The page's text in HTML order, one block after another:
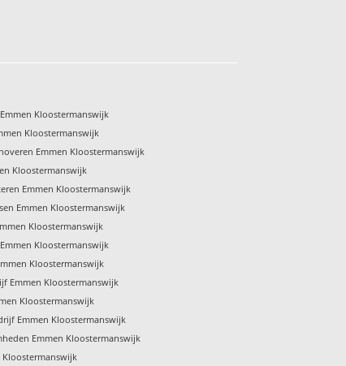
Kloostermanswijk
Kloostermanswijk
Emmen Kloostermanswijk
Kloostermanswijk
Emmen Kloostermanswijk
Emmen Kloostermanswijk
Kloostermanswijk
Kloostermanswijk
Kloostermanswijk
Emmen Kloostermanswijk
Kloostermanswijk
Emmen Kloostermanswijk
Emmen Kloostermanswijk
Kloostermanswijk